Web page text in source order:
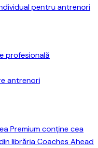
pentru antrenori
profesională
antrenori
Premium conține cea
librăria Coaches Ahead